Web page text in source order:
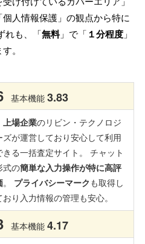
個人情報保護」の観点から特に
れも、「無料」で「 １分程度 」
。